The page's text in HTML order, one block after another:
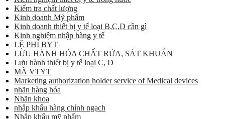
Kiểm tra chất lượng
Kinh doanh Mỹ phẩm
Kinh doanh thiết bị y tế loại B,C,D cần gì
Kinh nghiệm nhập hàng y tế
LỆ PHÍ BYT
LƯU HÀNH HÓA CHẤT RỬA, SÁT KHUẨN
Lưu hành thiết bị y tế loại C, D
MÃ VTYT
Marketing authorization holder service of Medical devices
nhãn hàng hóa
Nhãn khoa
nhập khẩu hàng chính ngạch
Nhập khẩu mỹ phẩm